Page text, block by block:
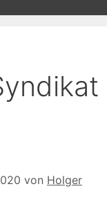
von Holger